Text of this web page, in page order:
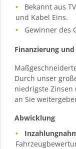
Bekannt aus
und Kabel Eins.
Gewinner des
Finanzierung und
Durch unser
niedrigste Zinsen
an Sie
Abwicklung